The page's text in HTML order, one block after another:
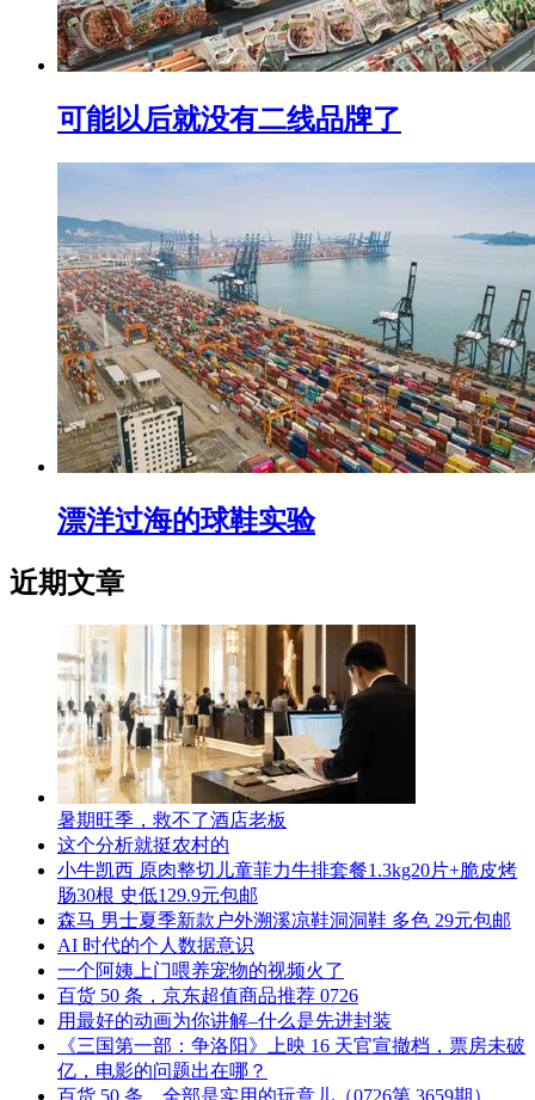
可能以后就没有二线品牌了
漂洋过海的球鞋实验
近期文章
暑期旺季，救不了酒店老板
这个分析就挺农村的
小牛凯西 原肉整切儿童菲力牛排套餐1.3kg20片+脆皮烤
肠30根 史低129.9元包邮
森马 男士夏季新款户外溯溪凉鞋洞洞鞋 多色 29元包邮
AI 时代的个人数据意识
一个阿姨上门喂养宠物的视频火了
百货 50 条，京东超值商品推荐 0726
用最好的动画为你讲解–什么是先进封装
《三国第一部：争洛阳》上映 16 天官宣撤档，票房未破
亿，电影的问题出在哪？